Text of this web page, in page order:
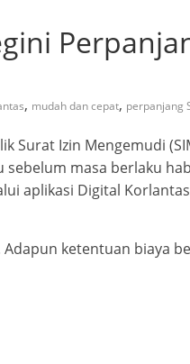
, mudah dan cepat, perpanjang
Surat Izin Mengemudi
masa berlaku
aplikasi Digital
Adapun ketentuan biaya